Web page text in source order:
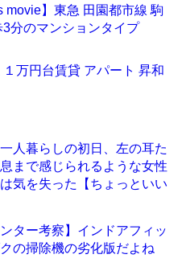
movie】東急 田園都市線 駒
分のマンションタイプ
万円台賃貸 アパート 昇和
一人暮らしの初日、左の耳た
まで感じられるような女性
気を失った【ちょっといい
ンター考察】インドアフィッ
の掃除機の劣化版だよね